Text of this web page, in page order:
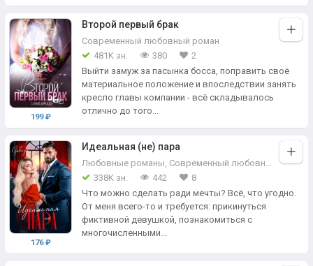
199 ₽
Второй первый брак
Современный любовный роман
481K зн.
380
2
Выйти замуж за пасынка босса, поправить своё
материальное положение и впоследствии занять
кресло главы компании - всё складывалось
отлично до того...
176 ₽
Идеальная (не) пара
Любовные романы, Современный любовный роман
338K зн.
442
8
Что можно сделать ради мечты? Всё, что угодно.
От меня всего-то и требуется: прикинуться
фиктивной девушкой, познакомиться с
многочисленными...